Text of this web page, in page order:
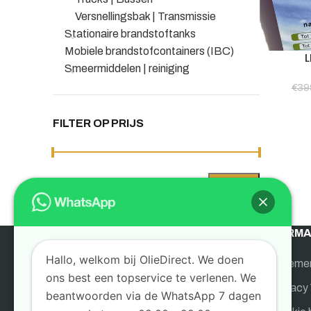
Versnellingsbak | Transmissie
Stationaire brandstoftanks
Mobiele brandstofcontainers (IBC)
Smeermiddelen | reiniging
FILTER OP PRIJS
prijs
prijs
€
OlieDirect is de gespecialiseerde webshop
voor bedrijven en particulieren. Sinds 1955
Hallo, welkom bij OlieDirect. We doen
ons best een topservice te verlenen. We
beantwoorden via de WhatsApp 7 dagen